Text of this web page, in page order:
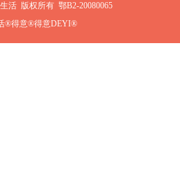
活 版权所有 鄂B2-20080065
®得意®得意DEYI®